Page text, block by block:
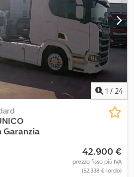
1 / 24
Garanzia
42.900 €
prezzo fisso più IVA
(52.338 € lordo)